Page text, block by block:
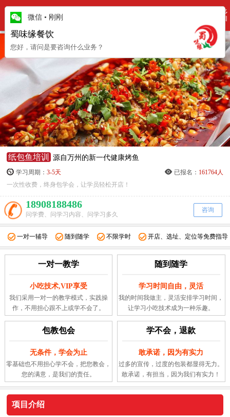
微信 • 刚刚
蜀味缘餐饮
您好，请问是要咨询什么业务？
更多
项目
纸包鱼培训 源自万州的新一代健康烤鱼
学习周期：3-5天 已报名： 161764人
一次性收费，终身包学会，让学员轻松开店！
18908188486
问学费、问学习内容、问学习多久
咨询
一对一辅导 随到随学 不限学时 开店、选址、定位等免费指导
一对一教学
小吃技术,VIP享受
我们采用一对一的教学模式，实践操
作，不用担心跟不上或学不会了。
随到随学
学习时间自由，灵活
我的时间我做主，灵活安排学习时间，
让学习小吃技术成为一种乐趣。
包教包会
无条件，学会为止
零基础也不用担心学不会，把您教会，
您的满意，是我们的责任。
学不会，退款
敢承诺，因为有实力
过多的宣传，过度的包装都显得无力。
敢承诺，有担当，因为我们有实力！
项目介绍